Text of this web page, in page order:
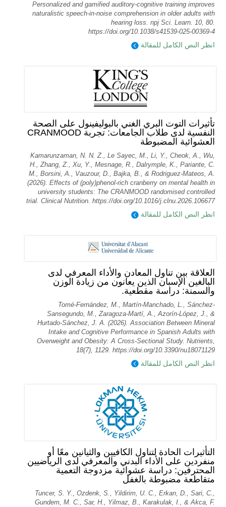
Personalized and gamified auditory-cognitive training improves
naturalistic speech-in-noise comprehension in older adults with
hearing loss. npj Sci. Learn. 10, 80.
https://doi.org/10.1038/s41539-025-00369-4
انظر النص الكامل للمقالة
تأثيرات التوت البري الغني بالبوليفينول على الصحة
النفسية لدى طلاب الجامعات: تجربة CRANMOOD
العشوائية المضبوطة
Kamarunzaman, N. N. Z., Le Sayec, M., Li, Y., Cheok, A., Wu,
H., Zhang, Z., Xu, Y., Mesnage, R., Dalrymple, K., Pariante, C.
M., Borsini, A., Vauzour, D., Bajka, B., & Rodriguez-Mateos, A.
(2026). Effects of (poly)phenol-rich cranberry on mental health in
university students: The CRANMOOD randomised controlled
trial. Clinical Nutrition. https://doi.org/10.1016/j.clnu.2026.106677
انظر النص الكامل للمقالة
العلاقة بين تناول المعادن والأداء المعرفي لدى
البالغين الإسبان الذين يعانون من زيادة الوزن
والسمنة: دراسة مقطعية.
Tomé-Fernández, M., Martín-Manchado, L., Sánchez-
Sansegundo, M., Zaragoza-Martí, A., Azorín-López, J., &
Hurtado-Sánchez, J. A. (2026). Association Between Mineral
Intake and Cognitive Performance in Spanish Adults with
Overweight and Obesity: A Cross-Sectional Study. Nutrients,
18(7), 1129. https://doi.org/10.3390/nu18071129
انظر النص الكامل للمقالة
التأثيرات الحادة لتناول الكافيين والثيانين معًا أو
منفردين على الأداء البدني والمعرفي لدى الرياضيين
المحترفين: دراسة عشوائية مزدوجة التعمية
متقاطعة مضبوطة بالغفل
Tuncer, S. Y., Ozdenk, S., Yildirim, U. C., Erkan, D., Sari, C.,
Gundem, M. C., Sar, H., Yilmaz, B., Karakulak, I., & Akca, F.